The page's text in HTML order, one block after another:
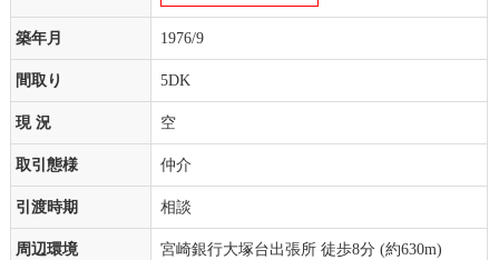
築年月 1976/9
間取り 5DK
現 況 空
取引態様 仲介
引渡時期 相談
周辺環境
宮崎銀行大塚台出張所 徒歩8分 (約630m)